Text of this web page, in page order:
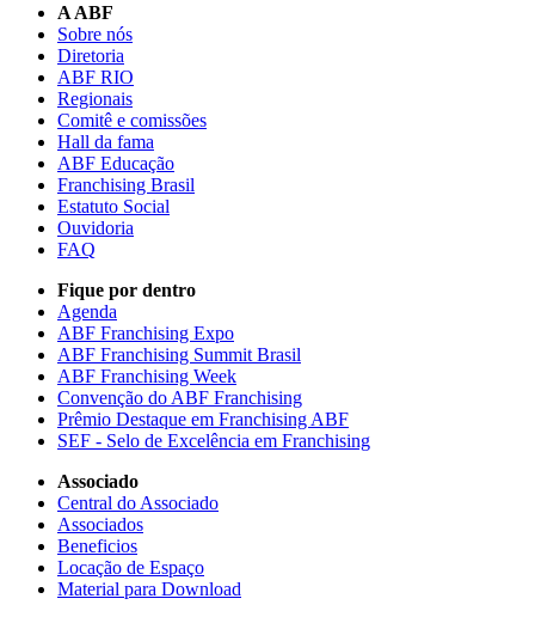
A ABF
Sobre nós
Diretoria
ABF RIO
Regionais
Comitê e comissões
Hall da fama
ABF Educação
Franchising Brasil
Estatuto Social
Ouvidoria
FAQ
Fique por dentro
Agenda
ABF Franchising Expo
ABF Franchising Summit Brasil
ABF Franchising Week
Convenção do ABF Franchising
Prêmio Destaque em Franchising ABF
SEF - Selo de Excelência em Franchising
Associado
Central do Associado
Associados
Beneficios
Locação de Espaço
Material para Download